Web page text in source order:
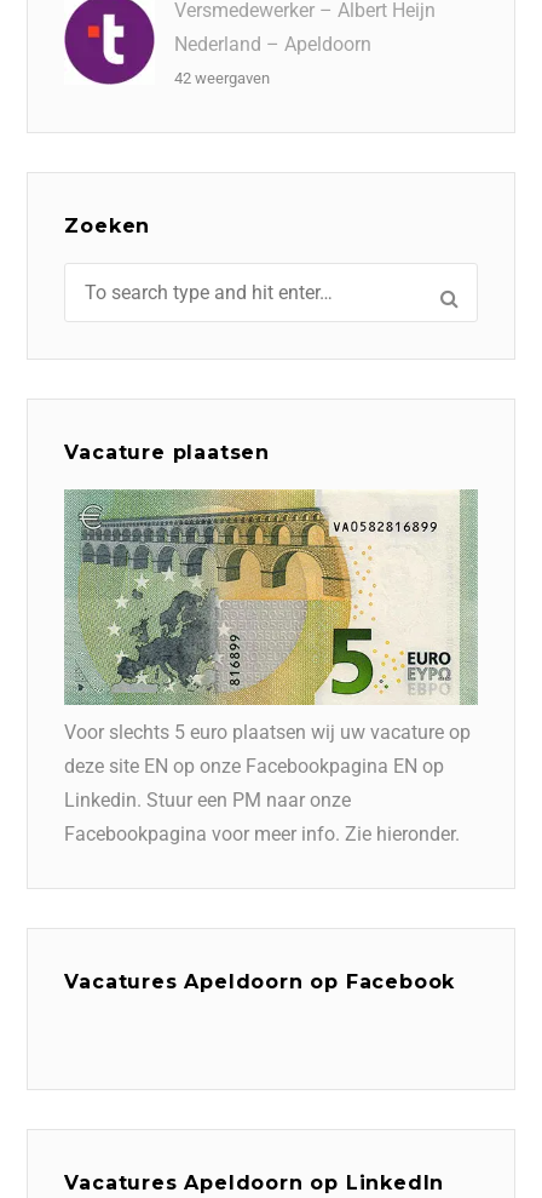
Versmedewerker – Albert Heijn
Nederland – Apeldoorn
42 weergaven
Zoeken
Vacature plaatsen
Voor slechts 5 euro plaatsen wij uw vacature op
deze site EN op onze Facebookpagina EN op
Linkedin. Stuur een PM naar onze
Facebookpagina voor meer info. Zie hieronder.
Vacatures Apeldoorn op Facebook
Vacatures Apeldoorn op LinkedIn